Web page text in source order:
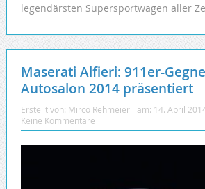
legendärsten Supersportwagen aller
Maserati Alfieri: 911er-
Autosalon 2014 präsentiert
Erstellt von: Mirco Rehmeier am: 14. April
Keine Kommentare